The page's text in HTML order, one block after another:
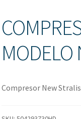
MODELO
Compresor New